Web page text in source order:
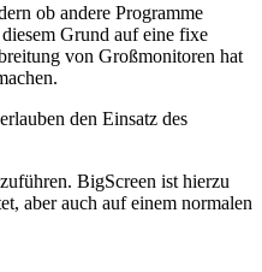
ob andere Programme
Grund auf eine fixe
von Großmonitoren hat
den Einsatz des
BigScreen ist hierzu
aber auch auf einem normalen